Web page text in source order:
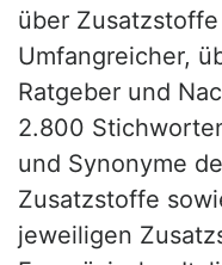
über
Umfangreicher,
Ratgeber und
2.800
und Synonyme
Zusatzstoffe
jeweiligen